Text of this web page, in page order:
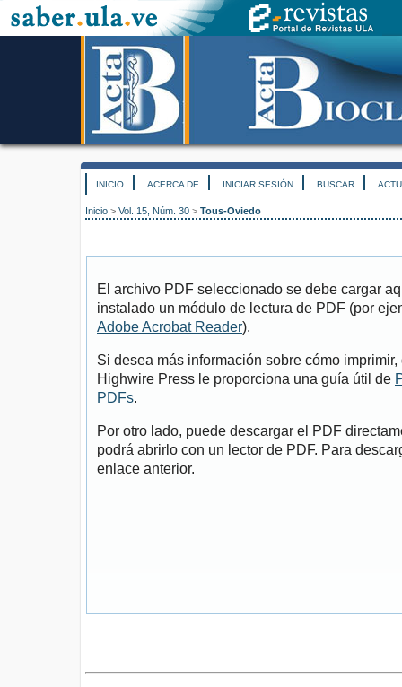
INICIO ACERCA DE INICIAR SESIÓN BUSCAR
Inicio > Vol. 15, Núm. 30 > Tous-Oviedo
El archivo PDF seleccionado se debe cargar
instalado un módulo de lectura de PDF (por
Adobe Acrobat Reader).
Si desea más información sobre cómo
Highwire Press le proporciona una guía útil de
PDFs.
Por otro lado, puede descargar el PDF
podrá abrirlo con un lector de PDF. Para
enlace anterior.